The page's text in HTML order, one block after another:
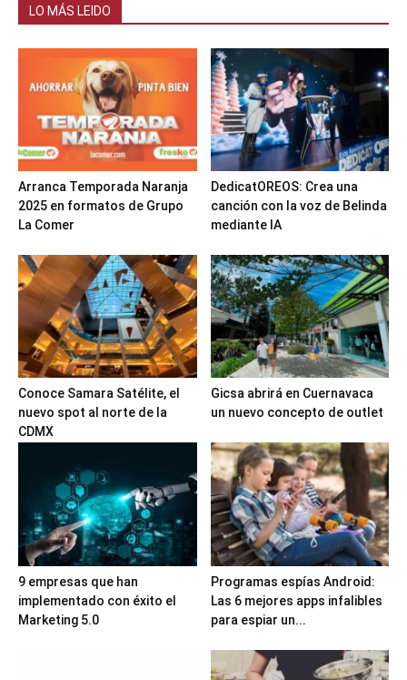
LO MÁS LEIDO
Arranca Temporada Naranja
2025 en formatos de Grupo
La Comer
DedicatOREOS: Crea una
canción con la voz de Belinda
mediante IA
Conoce Samara Satélite, el
nuevo spot al norte de la
CDMX
Gicsa abrirá en Cuernavaca
un nuevo concepto de outlet
9 empresas que han
implementado con éxito el
Marketing 5.0
Programas espías Android:
Las 6 mejores apps infalibles
para espiar un...